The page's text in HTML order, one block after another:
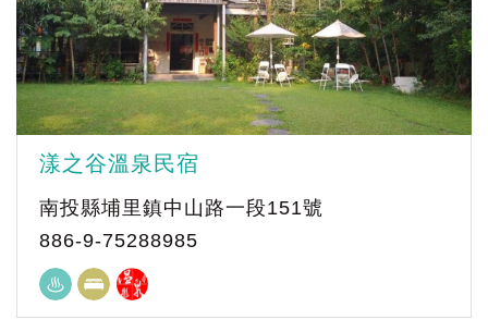
漾之谷溫泉民宿
南投縣埔里鎮中山路一段151號
886-9-75288985